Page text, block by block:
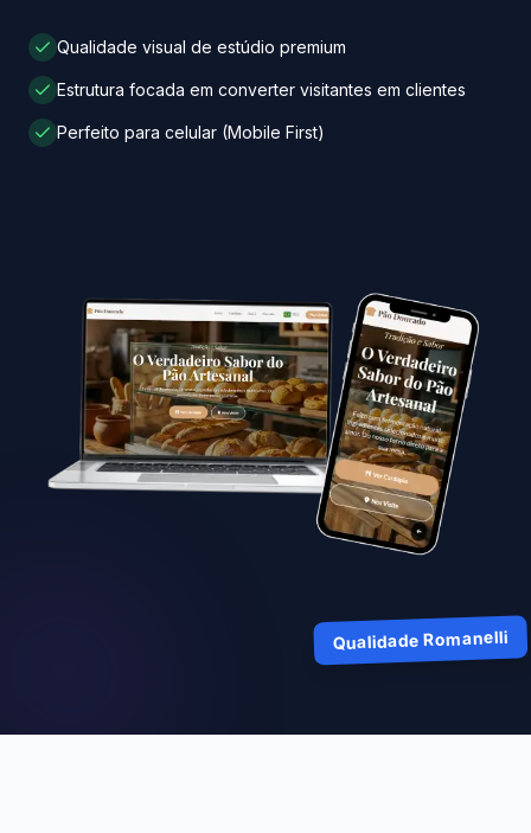
Qualidade visual de estúdio premium
Estrutura focada em converter visitantes em clientes
Perfeito para celular (Mobile First)
Qualidade Romanelli